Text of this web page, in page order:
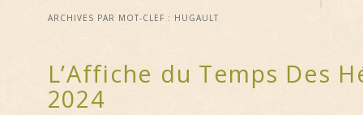
ARCHIVES PAR MOT-CLEF : HUGAULT
L’Affiche du Temps Des
2024